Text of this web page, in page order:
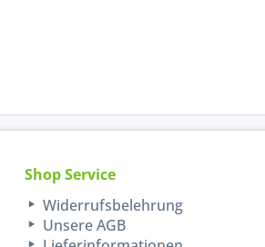
Shop Service
Widerrufsbelehrung
Unsere AGB